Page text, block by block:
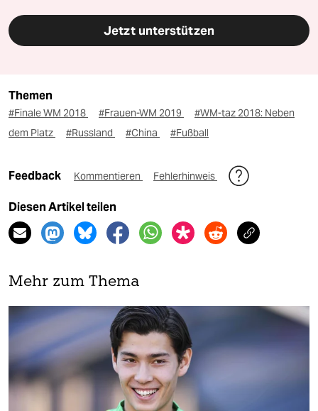
Jetzt unterstützen
Themen
#Finale WM 2018 #Frauen-WM 2019
#WM-taz 2018: Neben
dem Platz
#Russland #China #Fußball
Feedback Kommentieren Fehlerhinweis
Diesen Artikel teilen
Mehr zum Thema